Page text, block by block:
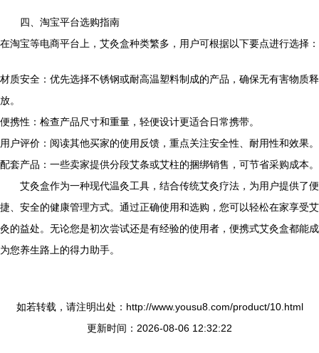
四、淘宝平台选购指南
在淘宝等电商平台上，艾灸盒种类繁多，用户可根据以下要点进行选择：
材质安全：优先选择不锈钢或耐高温塑料制成的产品，确保无有害物质释
放。
便携性：检查产品尺寸和重量，轻便设计更适合日常携带。
用户评价：阅读其他买家的使用反馈，重点关注安全性、耐用性和效果。
配套产品：一些卖家提供分段艾条或艾柱的捆绑销售，可节省采购成本。
艾灸盒作为一种现代温灸工具，结合传统艾灸疗法，为用户提供了便
捷、安全的健康管理方式。通过正确使用和选购，您可以轻松在家享受艾
灸的益处。无论您是初次尝试还是有经验的使用者，便携式艾灸盒都能成
为您养生路上的得力助手。
如若转载，请注明出处：http://www.yousu8.com/product/10.html
更新时间：2026-08-06 12:32:22